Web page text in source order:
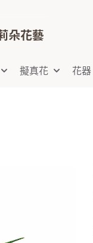
擬真花 花器